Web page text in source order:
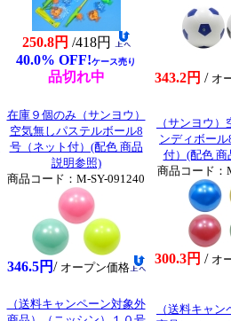
250.8円 /418円
40.0% OFF!ケース売り
品切れ中 343.2円 / オ
在庫９個のみ（サンヨウ）
空気無しパステルボール8
号（ネット付）(配色 商品
説明参照)
商品コード：M-SY-091240
346.5円/ オープン価格
（サンヨウ
ンディボー
付）(配色 商
商品コード：
300.3円 / オ
（送料キャンペーン対象外
（送料キャ